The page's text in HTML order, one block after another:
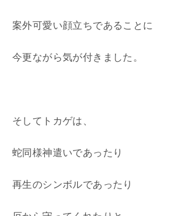
案外可愛い顔立ちであることに
今更ながら気が付きました。
そしてトカゲは、
蛇同様神遣いであったり
再生のシンボルであったり